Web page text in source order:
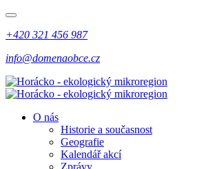
+420 321 456 987
info@domenaobce.cz
O nás
Historie a současnost
Geografie
Kalendář akcí
Zprávy